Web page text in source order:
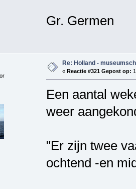
Gr. Germen
Re: Holland -
« Reactie #321 Gepost op:
Een aantal
weer
"Er zijn twee
ochtend -en